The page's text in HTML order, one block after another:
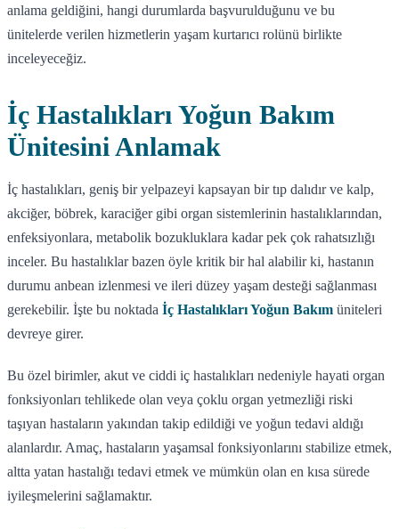
anlama geldiğini, hangi durumlarda başvurulduğunu ve bu
ünitelerde verilen hizmetlerin yaşam kurtarıcı rolünü birlikte
inceleyeceğiz.
İç Hastalıkları Yoğun Bakım
Ünitesini Anlamak
İç hastalıkları, geniş bir yelpazeyi kapsayan bir tıp dalıdır ve kalp,
akciğer, böbrek, karaciğer gibi organ sistemlerinin hastalıklarından,
enfeksiyonlara, metabolik bozukluklara kadar pek çok rahatsızlığı
inceler. Bu hastalıklar bazen öyle kritik bir hal alabilir ki, hastanın
durumu anbean izlenmesi ve ileri düzey yaşam desteği sağlanması
gerekebilir. İşte bu noktada İç Hastalıkları Yoğun Bakım üniteleri
devreye girer.
Bu özel birimler, akut ve ciddi iç hastalıkları nedeniyle hayati organ
fonksiyonları tehlikede olan veya çoklu organ yetmezliği riski
taşıyan hastaların yakından takip edildiği ve yoğun tedavi aldığı
alanlardır. Amaç, hastaların yaşamsal fonksiyonlarını stabilize etmek,
altta yatan hastalığı tedavi etmek ve mümkün olan en kısa sürede
iyileşmelerini sağlamaktır.